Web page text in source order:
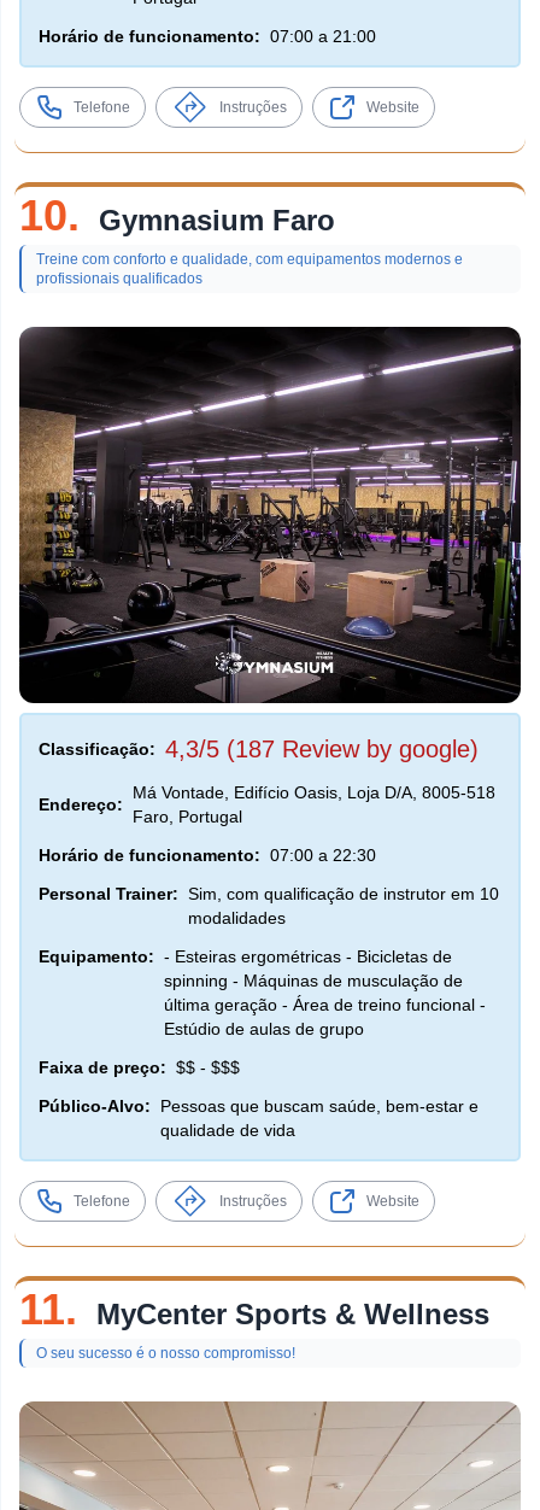
Horário de funcionamento: 07:00 a 21:00
Telefone Instruções Website
10. Gymnasium Faro
Treine com conforto e qualidade, com equipamentos modernos e
profissionais qualificados
Classificação: 4,3/5 (187 Review by google)
Endereço:
Má Vontade, Edifício Oasis, Loja D/A, 8005-518
Faro, Portugal
Horário de funcionamento: 07:00 a 22:30
Personal Trainer: Sim, com qualificação de instrutor em 10
modalidades
Equipamento: - Esteiras ergométricas - Bicicletas de
spinning - Máquinas de musculação de
última geração - Área de treino funcional -
Estúdio de aulas de grupo
Faixa de preço: $$ - $$$
Público-Alvo:
Pessoas que buscam saúde, bem-estar e
qualidade de vida
Telefone Instruções Website
11. MyCenter Sports & Wellness
O seu sucesso é o nosso compromisso!